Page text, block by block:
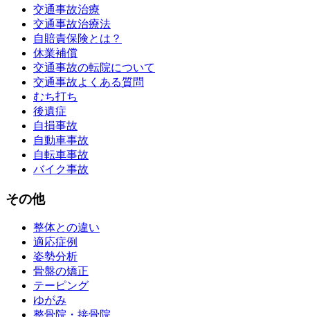
交通事故治療
交通事故治療法
自賠責保険とは？
休業補償
交通事故の転院について
交通事故よくある質問
むち打ち
後遺症
自損事故
自動車事故
自転車事故
バイク事故
その他
整体との違い
適応症例
姿勢分析
骨盤の矯正
テーピング
ゆがみ